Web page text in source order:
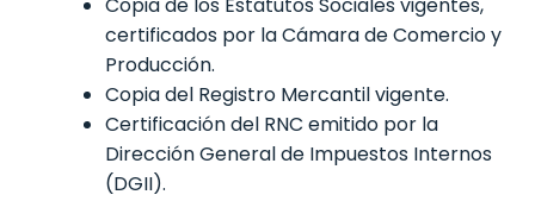
certificados por la Cámara de Comercio y
Producción.
Copia del Registro Mercantil vigente.
Certificación del RNC emitido por la
Dirección General de Impuestos Internos
(DGII).